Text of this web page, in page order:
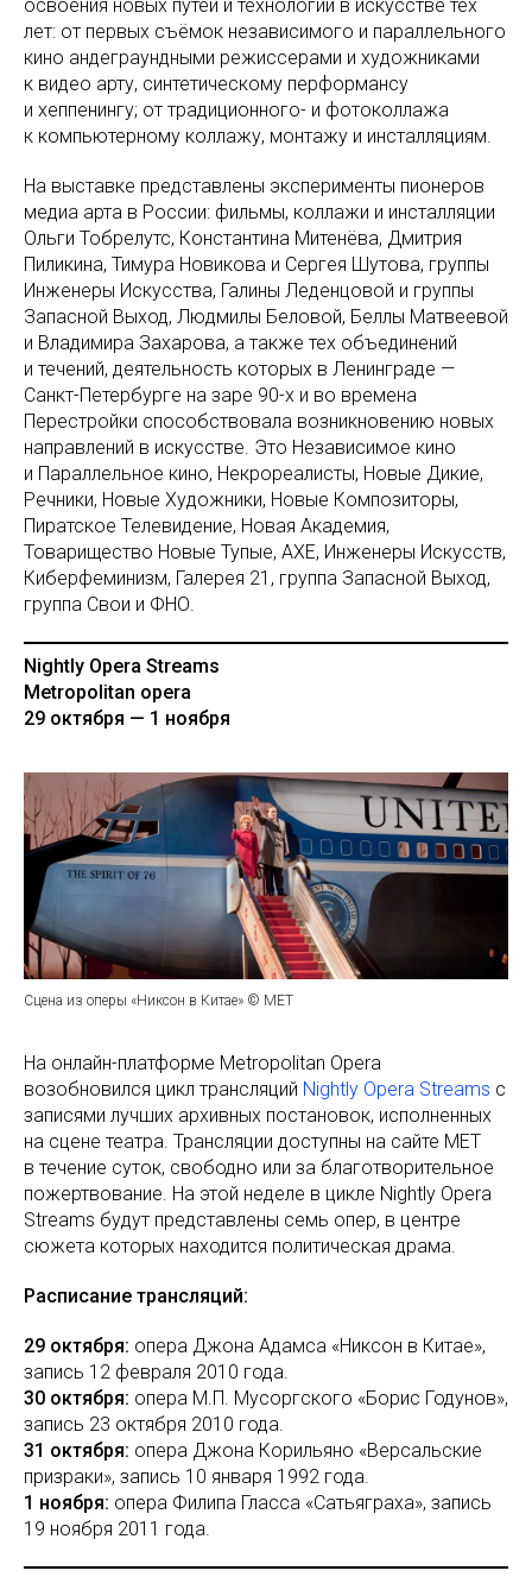
освоения новых путей и технологий в искусстве тех
лет: от первых съёмок независимого и параллельного
кино андеграундными режиссерами и художниками
к видео арту, синтетическому перформансу
и хеппенингу; от традиционного- и фотоколлажа
к компьютерному коллажу, монтажу и инсталляциям.
На выставке представлены эксперименты пионеров
медиа арта в России: фильмы, коллажи и инсталляции
Ольги Тобрелутс, Константина Митенёва, Дмитрия
Пиликина, Тимура Новикова и Сергея Шутова, группы
Инженеры Искусства, Галины Леденцовой и группы
Запасной Выход, Людмилы Беловой, Беллы Матвеевой
и Владимира Захарова, а также тех объединений
и течений, деятельность которых в Ленинграде —
Санкт-Петербурге на заре 90-х и во времена
Перестройки способствовала возникновению новых
направлений в искусстве. Это Независимое кино
и Параллельное кино, Некрореалисты, Новые Дикие,
Речники, Новые Художники, Новые Композиторы,
Пиратское Телевидение, Новая Академия,
Товарищество Новые Тупые, АХЕ, Инженеры Искусств,
Киберфеминизм, Галерея 21, группа Запасной Выход,
группа Свои и ФНО.
Nightly Opera Streams
Metropolitan opera
29 октября — 1 ноября
Сцена из оперы «Никсон в Китае» © МЕТ
На онлайн-платформе Metropolitan Opera
возобновился цикл трансляций Nightly Opera Streams с
записями лучших архивных постановок, исполненных
на сцене театра. Трансляции доступны на сайте MET
в течение суток, свободно или за благотворительное
пожертвование. На этой неделе в цикле Nightly Opera
Streams будут представлены семь опер, в центре
сюжета которых находится политическая драма.
Расписание трансляций:
29 октября: опера Джона Адамса «Никсон в Китае»,
запись 12 февраля 2010 года.
30 октября: опера М.П. Мусоргского «Борис Годунов»,
запись 23 октября 2010 года.
31 октября: опера Джона Корильяно «Версальские
призраки», запись 10 января 1992 года.
1 ноября: опера Филипа Гласса «Сатьяграха», запись
19 ноября 2011 года.